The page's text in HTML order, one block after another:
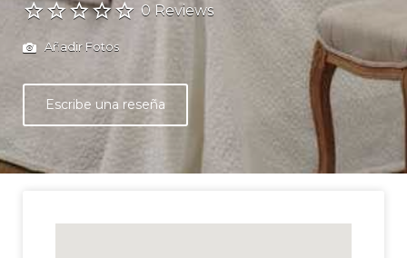
0 Reviews
Añadir Fotos
Escribe una reseña